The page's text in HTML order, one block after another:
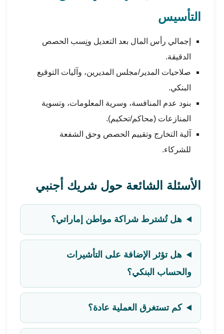
التأسيس
إجمالي رأس المال بعد التعديل ونِسب الحصص
الدقيقة.
صلاحيات المدير/مجلس المديرين، وآليات التوقيع
البنكي.
بنود عدم المنافسة، وسرية المعلومات، وتسوية
المنازعات (محاكم/تحكيم).
آلية التخارج وتقييم الحصص وحق الشفعة
للشركاء.
الأسئلة الشائعة حول شريك أجنبي
هل تُشترط شراكة مواطن إماراتي؟
هل تؤثر الإضافة على التأشيرات
والحساب البنكي؟
كم تستغرق العملية عادة؟